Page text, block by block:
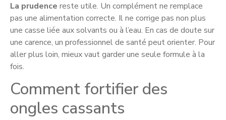
La prudence reste utile. Un complément ne remplace
pas une alimentation correcte. Il ne corrige pas non plus
une casse liée aux solvants ou à l’eau. En cas de doute sur
une carence, un professionnel de santé peut orienter. Pour
aller plus loin, mieux vaut garder une seule formule à la
fois.
Comment fortifier des
ongles cassants